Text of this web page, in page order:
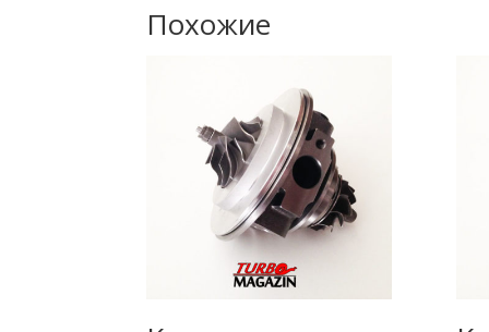
Похожие